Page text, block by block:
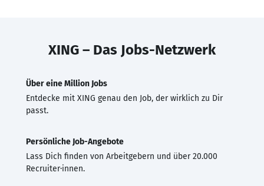
XING – Das Jobs-Netzwerk
Über eine Million Jobs
Entdecke mit XING genau den Job, der wirklich zu Dir
passt.
Persönliche Job-Angebote
Lass Dich finden von Arbeitgebern und über 20.000
Recruiter·innen.